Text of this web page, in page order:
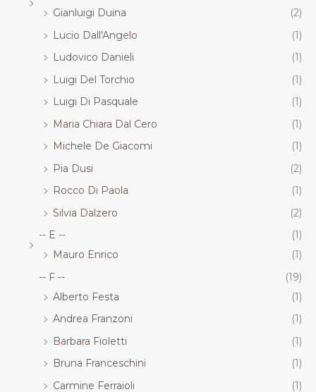
Gianluigi Duina
(2)
Lucio Dall'Angelo
(1)
Ludovico Danieli
(1)
Luigi Del Torchio
(1)
Luigi Di Pasquale
(1)
Maria Chiara Dal Cero
(1)
Michele De Giacomi
(1)
Pia Dusi
(2)
Rocco Di Paola
(1)
Silvia Dalzero
(2)
-- E --
(1)
Mauro Enrico
(1)
-- F --
(19)
Alberto Festa
(1)
Andrea Franzoni
(1)
Barbara Fioletti
(1)
Bruna Franceschini
(1)
Carmine Ferraioli
(1)